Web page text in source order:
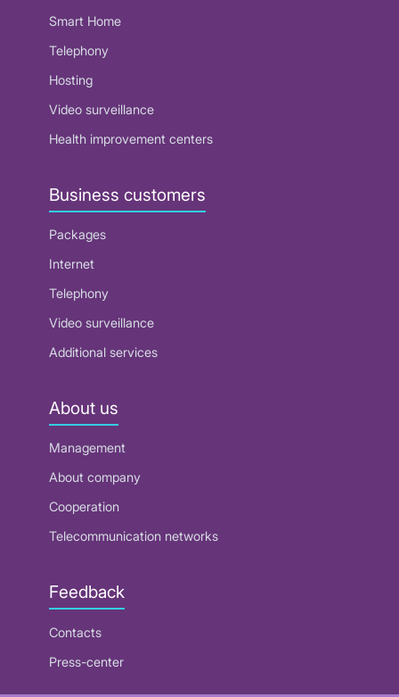
Smart Home
Telephony
Hosting
Video surveillance
Health improvement centers
Business customers
Packages
Internet
Telephony
Video surveillance
Additional services
About us
Management
About company
Cooperation
Telecommunication networks
Feedback
Contacts
Press-center